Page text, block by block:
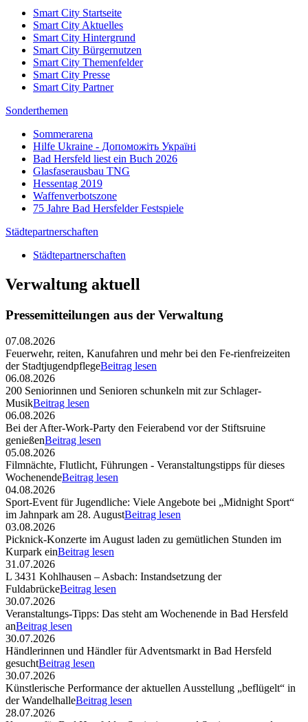
Smart City Startseite
Smart City Aktuelles
Smart City Hintergrund
Smart City Bürgernutzen
Smart City Themenfelder
Smart City Presse
Smart City Partner
Sonderthemen
Sommerarena
Hilfe Ukraine - Допоможіть Україні
Bad Hersfeld liest ein Buch 2026
Glasfaserausbau TNG
Hessentag 2019
Waffenverbotszone
75 Jahre Bad Hersfelder Festspiele
Städtepartnerschaften
Städtepartnerschaften
Verwaltung aktuell
Pressemitteilungen aus der Verwaltung
07.08.2026
Feuerwehr, reiten, Kanufahren und mehr bei den Fe-rienfreizeiten
der StadtjugendpflegeBeitrag lesen
06.08.2026
200 Seniorinnen und Senioren schunkeln mit zur Schlager-
MusikBeitrag lesen
06.08.2026
Bei der After-Work-Party den Feierabend vor der Stiftsruine
genießenBeitrag lesen
05.08.2026
Filmnächte, Flutlicht, Führungen - Veranstaltungstipps für dieses
WochenendeBeitrag lesen
04.08.2026
Sport-Event für Jugendliche: Viele Angebote bei „Midnight Sport“
im Jahnpark am 28. AugustBeitrag lesen
03.08.2026
Picknick-Konzerte im August laden zu gemütlichen Stunden im
Kurpark einBeitrag lesen
31.07.2026
L 3431 Kohlhausen – Asbach: Instandsetzung der
FuldabrückeBeitrag lesen
30.07.2026
Veranstaltungs-Tipps: Das steht am Wochenende in Bad Hersfeld
anBeitrag lesen
30.07.2026
Händlerinnen und Händler für Adventsmarkt in Bad Hersfeld
gesuchtBeitrag lesen
30.07.2026
Künstlerische Performance der aktuellen Ausstellung „beflügelt“ in
der WandelhalleBeitrag lesen
28.07.2026